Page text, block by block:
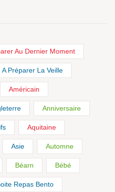
Au Dernier Moment
A Préparer La Veille
Américain
Anniversaire
Aquitaine
Asie Automne
Béarn Bébé
Repas Bento